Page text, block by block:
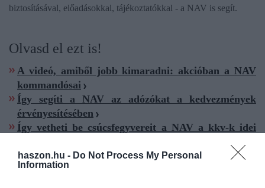
haszon.hu - Do Not Process My Personal
Information
biztosításával, előadásokkal, tájékoztatókkal - a NAV is segít.
Olvasd el ezt is!
A videó, amiből jobb kimaradni: akcióban a NAV
kommandósai
Így segíti a NAV az adózókat a kedvezmények
érvényesítésében
Így vetheti be csúcsfegyvereit a NAV a kkv-k idei